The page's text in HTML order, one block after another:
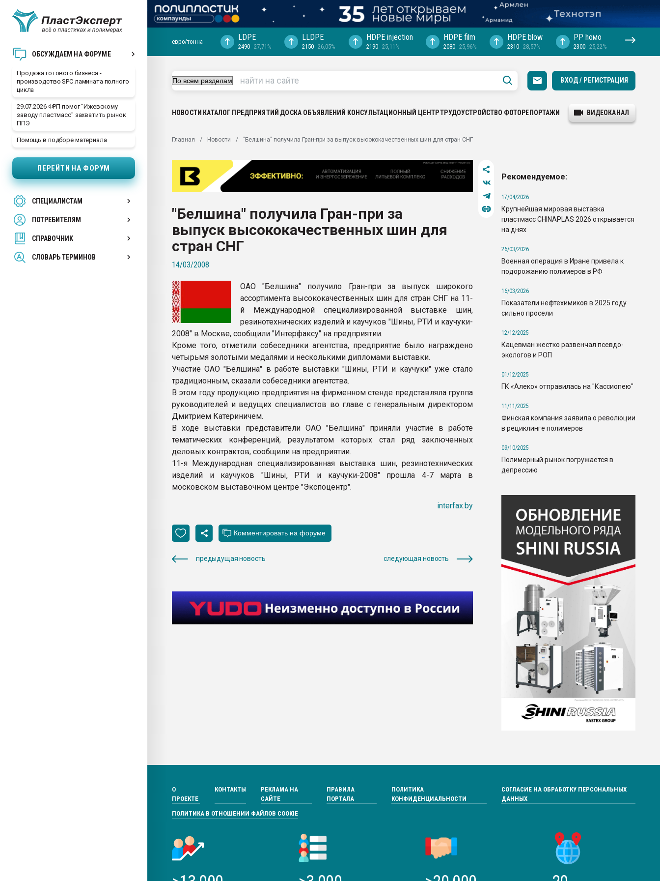
ОБСУЖДАЕМ НА ФОРУМЕ
Продажа готового бизнеса -
производство SPC ламината полного
цикла
29.07.2026 ФРП помог "Ижевскому
заводу пластмасс" захватить рынок
ППЭ
Помощь в подборе материала
ПЕРЕЙТИ НА ФОРУМ
СПЕЦИАЛИСТАМ
ПОТРЕБИТЕЛЯМ
СПРАВОЧНИК
СЛОВАРЬ ТЕРМИНОВ
28.07.2026 "Технониколь" довольна
Всё, что касается выдува ПЭТ
Материал поверхности пуансона для
Продам отходы Композиция
поликарбоната и АБС-пластика
Armaloy PC/ABS-1IM черный цвет
Профильная литература. Продажа,
покупка, обмен
ПЕРЕЙТИ НА ФОРУМ
евро/тонна LDPE
2490 27,71%
LLDPE
2150 26,05%
HDPE injection
2190 25,11%
HDPE film
2080 25,96%
HDPE blow
2310 28,57%
PP hомо
2300 25,22%
ВХОД / РЕГИСТРАЦИЯ
НОВОСТИ КАТАЛОГ ПРЕДПРИЯТИЙ ДОСКА ОБЪЯВЛЕНИЙ КОНСУЛЬТАЦИОННЫЙ ЦЕНТРТРУДОУСТРОЙСТВО ФОТОРЕПОРТАЖИ ВИДЕОКАНАЛ
Главная Новости "Белшина" получила Гран-при за выпуск высококачественных шин для стран СНГ
"Белшина" получила Гран-при за
выпуск высококачественных шин для
стран СНГ
14/03/2008
ОАО "Белшина" получило Гран-при за выпуск широкого
ассортимента высококачественных шин для стран СНГ на 11-
й Международной специализированной выставке шин,
резинотехнических изделий и каучуков "Шины, РТИ и каучуки-
2008" в Москве, сообщили "Интерфаксу" на предприятии.
Кроме того, отметили собеседники агентства, предприятие было награждено
четырьмя золотыми медалями и несколькими дипломами выставки.
Участие ОАО "Белшина" в работе выставки "Шины, РТИ и каучуки" уже стало
традиционным, сказали собеседники агентства.
В этом году продукцию предприятия на фирменном стенде представляла группа
руководителей и ведущих специалистов во главе с генеральным директором
Дмитрием Катериничем.
В ходе выставки представители ОАО "Белшина" приняли участие в работе
тематических конференций, результатом которых стал ряд заключенных
деловых контрактов, сообщили на предприятии.
11-я Международная специализированная выставка шин, резинотехнических
изделий и каучуков "Шины, РТИ и каучуки-2008" прошла 4-7 марта в
московском выставочном центре "Экспоцентр".
interfax.by
предыдущая новость следующая новость
Рекомендуемое:
17/04/2026
Крупнейшая мировая выставка
пластмасс CHINAPLAS 2026 открывается
на днях
26/03/2026
Военная операция в Иране привела к
подорожанию полимеров в РФ
16/03/2026
Показатели нефтехимиков в 2025 году
сильно просели
12/12/2025
Кацевман жестко развенчал псевдо-
экологов и РОП
01/12/2025
ГК «Алеко» отправилась на "Кассиопею"
11/11/2025
Финская компания заявила о революции
в рециклинге полимеров
09/10/2025
Полимерный рынок погружается в
депрессию
О
ПРОЕКТЕ
КОНТАКТЫ
РЕКЛАМА НА
САЙТЕ
ПРАВИЛА
ПОРТАЛА
ПОЛИТИКА
КОНФИДЕНЦИАЛЬНОСТИ
СОГЛАСИЕ НА ОБРАБОТКУ ПЕРСОНАЛЬНЫХ
ДАННЫХ
ПОЛИТИКА В ОТНОШЕНИИ ФАЙЛОВ COOKIE